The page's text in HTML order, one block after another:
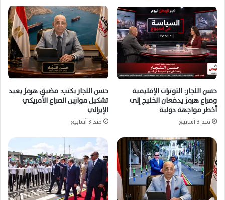
حسن النجار: التوترات الإقليمية
وصراع هرمز يدفعان الخليج إلى
أخطر مواجهة دولية
منذ 3 أسابيع
حسن النجار يكتب: مضيق هرمز يعيد
تشكيل موازين الصراع الأمريكي
الإيراني
منذ 3 أسابيع